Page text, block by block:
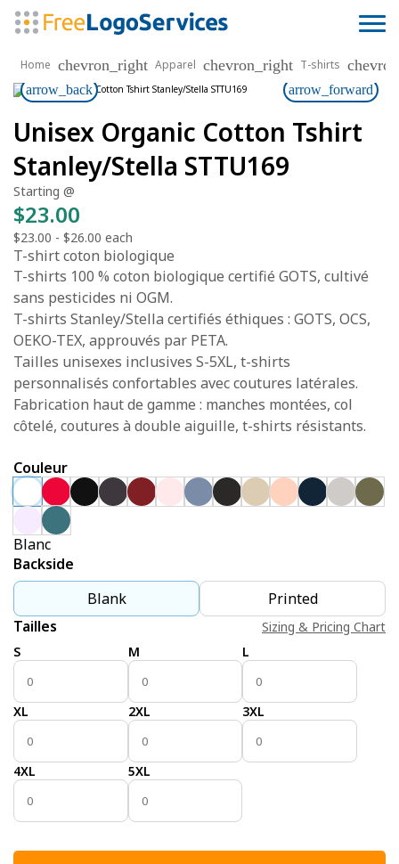
Home chevron_right Apparel chevron_right T-shirts
arrow_back arrow_forward
Unisex Organic Cotton Tshirt
Stanley/Stella STTU169
Starting @
$23.00
$23.00 - $26.00 each
T-shirt coton biologique
T-shirts 100 % coton biologique certifié GOTS, cultivé
sans pesticides ni OGM.
T-shirts Stanley/Stella certifiés éthiques : GOTS, OCS,
OEKO-TEX, approuvés par PETA.
Tailles unisexes inclusives S-5XL, t-shirts
personnalisés confortables avec coutures latérales.
Fabrication haut de gamme : manches montées, col
côtelé, coutures à double aiguille, t-shirts résistants.
Couleur
Blanc
Backside
Blank
Printed
Tailles
Sizing & Pricing Chart
S
M L
XL 2XL 3XL
4XL 5XL